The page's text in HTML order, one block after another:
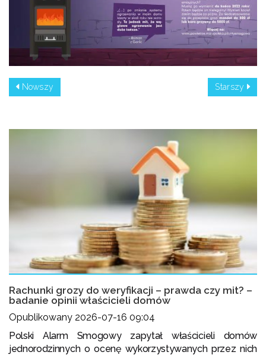
Nowszy Starszy
Rachunki grozy do weryfikacji – prawda czy mit? –
badanie opinii właścicieli domów
Opublikowany 2026-07-16 09:04
Polski Alarm Smogowy zapytał właścicieli domów
jednorodzinnych o ocenę wykorzystywanych przez nich